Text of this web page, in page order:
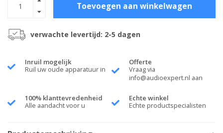
Toevoegen aan winkelwagen
verwachte levertijd: 2-5 dagen
Inruil mogelijk
Ruil uw oude apparatuur in
Offerte
Vraag via
info@audioexpert.nl aan
100% klanttevredenheid
Alle aandacht voor u
Echte winkel
Echte productspecialisten